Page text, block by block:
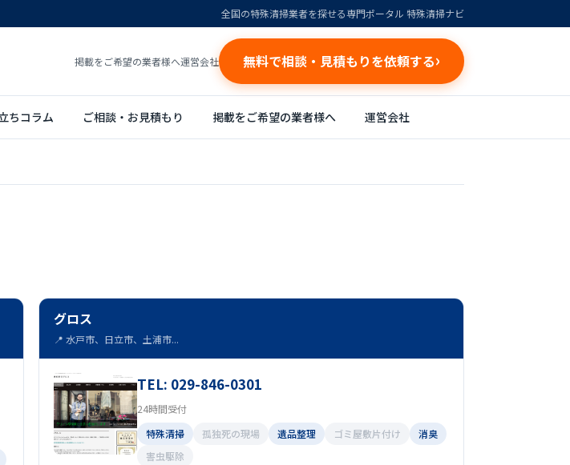
全国の特殊清掃業者を探せる専門ポータル 特殊清掃ナビ
掲載をご希望の業者様へ運営会社 無料で相談・見積もりを依頼する
ちコラム ご相談・お見積もり 掲載をご希望の業者様へ 運営会社
グロス
📍 水戸市、日立市、土浦市...
TEL: 029-846-0301
24時間受付
特殊清掃
孤独死の現場 遺品整理 ゴミ屋敷片付け
消臭
害虫駆除